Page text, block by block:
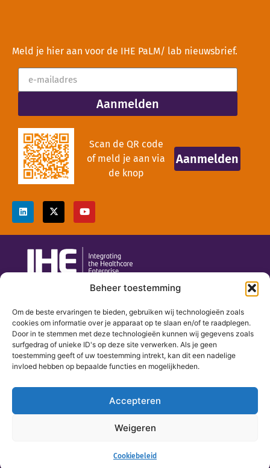
Beheer toestemming
Om de beste ervaringen te bieden, gebruiken wij technologieën zoals
cookies om informatie over je apparaat op te slaan en/of te raadplegen.
Door in te stemmen met deze technologieën kunnen wij gegevens zoals
surfgedrag of unieke ID's op deze site verwerken. Als je geen
toestemming geeft of uw toestemming intrekt, kan dit een nadelige
invloed hebben op bepaalde functies en mogelijkheden.
Accepteren
Weigeren
Cookiebeleid
Meld je hier aan voor de IHE PaLM/ lab nieuwsbrief.
Aanmelden
Scan de QR code
of meld je aan via
de knop
Aanmelden
085 047 82 85
Wittevrouwensingel 1
3581 GA Utrecht
Het bestuur